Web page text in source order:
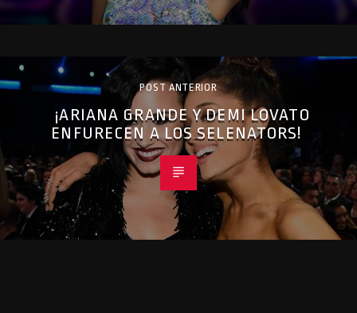
POST ANTERIOR
¡ARIANA GRANDE Y DEMI LOVATO
ENFURECEN A LOS SELENATORS!